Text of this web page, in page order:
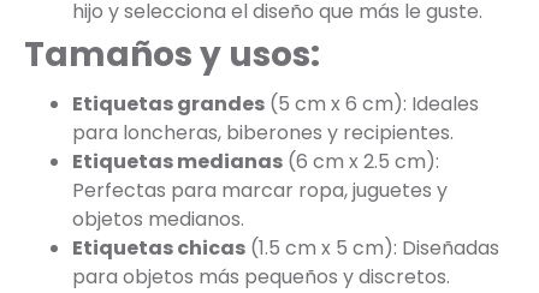
hijo y selecciona el diseño que más le guste.
Tamaños y usos:
Etiquetas grandes (5 cm x 6 cm): Ideales
para loncheras, biberones y recipientes.
Etiquetas medianas (6 cm x 2.5 cm):
Perfectas para marcar ropa, juguetes y
objetos medianos.
Etiquetas chicas (1.5 cm x 5 cm): Diseñadas
para objetos más pequeños y discretos.